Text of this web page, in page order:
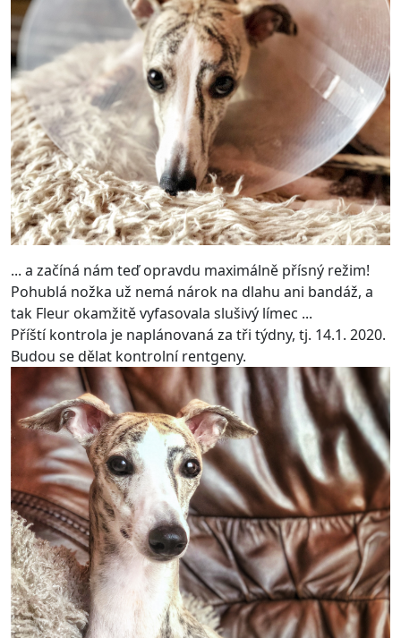
... a začíná nám teď opravdu maximálně přísný režim!
Pohublá nožka už nemá nárok na dlahu ani bandáž, a
tak Fleur okamžitě vyfasovala slušivý límec ...
Příští kontrola je naplánovaná za tři týdny, tj. 14.1. 2020.
Budou se dělat kontrolní rentgeny.